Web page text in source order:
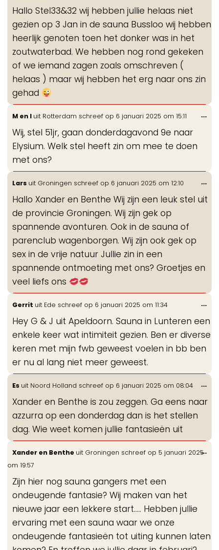
Hallo Stel33&32 wij hebben jullie helaas niet
gezien op 3 Jan in de sauna Bussloo wij hebben
heerlijk genoten toen het donker was in het
zoutwaterbad. We hebben nog rond gekeken
of we iemand zagen zoals omschreven (
helaas ) maar wij hebben het erg naar ons zin
gehad
M en I uit Rotterdam schreef op 6 januari 2025 om 15:11
Wij, stel 51jr, gaan donderdagavond 9e naar
Elysium. Welk stel heeft zin om mee te doen
met ons?
...
Lars uit Groningen schreef op 6 januari 2025 om 12:10
Hallo Xander en Benthe Wij zijn een leuk stel uit
de provincie Groningen. Wij zijn gek op
spannende avonturen. Ook in de sauna of
parenclub wagenborgen. Wij zijn ook gek op
sex in de vrije natuur Jullie zin in een
spannende ontmoeting met ons? Groetjes en
veel liefs ons
...
Gerrit uit Ede schreef op 6 januari 2025 om 11:34
Hey G & J uit Apeldoorn. Sauna in Lunteren een
enkele keer wat intimiteit gezien. Ben er diverse
keren met mijn fwb geweest voelen in bb ben
er nu al lang niet meer geweest.
...
Es uit Noord Holland schreef op 6 januari 2025 om 08:04
Xander en Benthe is zou zeggen. Ga eens naar
azzurra op een donderdag dan is het stellen
dag. Wie weet komen jullie fantasieën uit
...
Xander en Benthe uit Groningen schreef op 5 januari 2025
om 19:57
Zijn hier nog sauna gangers met een
ondeugende fantasie? Wij maken van het
nieuwe jaar een lekkere start….. Hebben jullie
ervaring met een sauna waar we onze
ondeugende fantasieën tot uiting kunnen laten
...